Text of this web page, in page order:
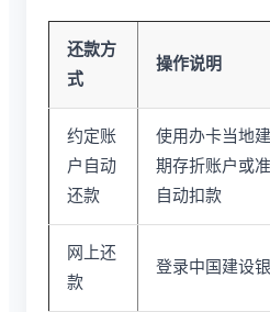
还款方
式
操作说明
约定账
户自动
还款
使用办卡当地
期存折账户或
自动扣款
网上还
款
登录中国建设